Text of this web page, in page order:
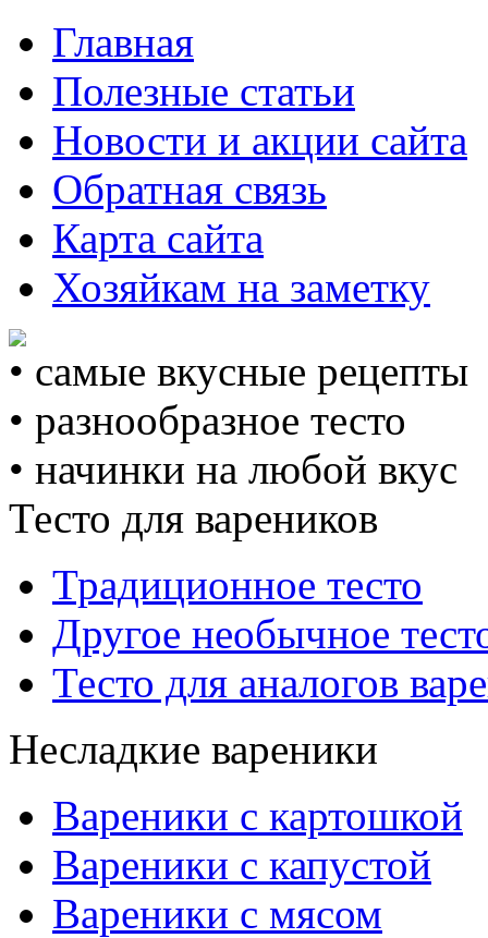
Главная
Полезные статьи
Новости и акции сайта
Обратная связь
Карта сайта
Хозяйкам на заметку
• самые вкусные рецепты
• разнообразное тесто
• начинки на любой вкус
Тесто для вареников
Традиционное тесто
Другое необычное
Тесто для аналогов
Несладкие вареники
Вареники с картошкой
Вареники с капустой
Вареники с мясом